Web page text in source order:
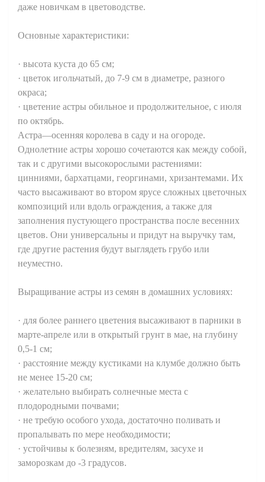
даже новичкам в цветоводстве.
Основные характеристики:
· высота куста до 65 см;
· цветок игольчатый, до 7-9 см в диаметре, разного
окраса;
· цветение астры обильное и продолжительное, с июля
по октябрь.
Астра—осенняя королева в саду и на огороде.
Однолетние астры хорошо сочетаются как между собой,
так и с другими высокорослыми растениями:
цинниями, бархатцами, георгинами, хризантемами. Их
часто высаживают во втором ярусе сложных цветочных
композиций или вдоль ограждения, а также для
заполнения пустующего пространства после весенних
цветов. Они универсальны и придут на выручку там,
где другие растения будут выглядеть грубо или
неуместно.
Выращивание астры из семян в домашних условиях:
· для более раннего цветения высаживают в парники в
марте-апреле или в открытый грунт в мае, на глубину
0,5-1 см;
· расстояние между кустиками на клумбе должно быть
не менее 15-20 см;
· желательно выбирать солнечные места с
плодородными почвами;
· не требую особого ухода, достаточно поливать и
пропалывать по мере необходимости;
· устойчивы к болезням, вредителям, засухе и
заморозкам до -3 градусов.